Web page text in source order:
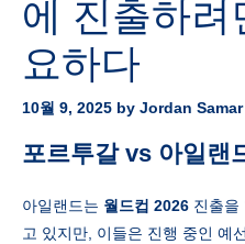
에 진출하려
요하다
10월 9, 2025 by Jordan Samar
포르투갈 vs 아일랜
아일랜드는 월드컵 2026 진출을
고 있지만, 이들은 진행 중인 예